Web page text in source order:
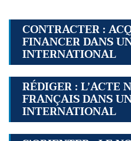
CONTRACTER :
FINANCER DANS
INTERNATIONAL
RÉDIGER : L’ACTE
FRANÇAIS DANS
INTERNATIONAL